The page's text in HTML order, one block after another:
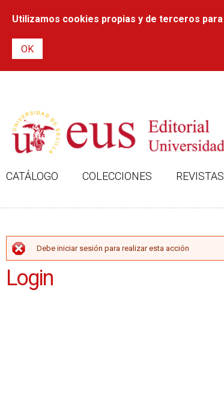
Utilizamos cookies propias y de terceros
CATÁLOGO COLECCIONES REVISTAS
MENSAJE DE ERROR
Debe iniciar sesión para realizar esta acción
Login